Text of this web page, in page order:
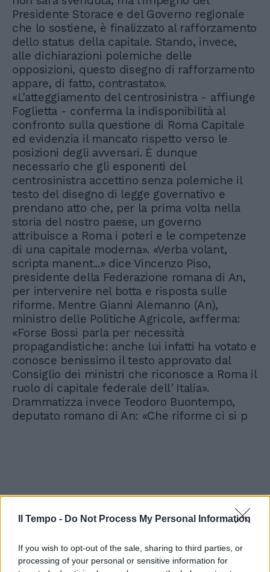
Il Tempo - Do Not Process My Personal Information
If you wish to opt-out of the sale, sharing to third parties, or
processing of your personal or sensitive information for
Presidente Storace e del Governo regionale
che lo sostiene, è finalizzato al rafforzamento
dello status della capitale. Stando, invece,
alle dichiarazioni polemiche delle
opposizioni, questo disegno di rafforzamento
appare, di fatto, contrastato».
«L'atteggiamento del centrosinistra - affiunge
Foglietta - conferma la indisponibilità al
confronto sulla questione di Roma Capitale
ed evidenzia il mancato rispetto verso le
posizioni degli avversari. È dunque
necessario che gli esponenti del
centrosinistra accettino senza polemiche il
testo del disegno di legge governativo e
prendano atto che, per la prima volta nella
storia del nostro paese, un governo
attribuisce a Roma i poteri e le competenze
di una capitale moderna». «Verba volant,
scripta manent...» dice Vincenzo Piso,
presidente della Federazione romana di An,
per intervenire nel botta e risposta sulle
riforme. Mentre Gianni Alemanno (An),
ministro delle Politiche Agricole, a«fferma:
«Forse Bossi parla per necessità
propagandistiche: anche lui infatti ha votato e
conosce benissimo il testo approvato dal
Consiglio dei ministri che riconosce a Roma il
ruolo di capitale federale dell' Italia».
Drammatizza invece Teodoro Buontempo,
deputato romano di An: «Che riforme ci si p